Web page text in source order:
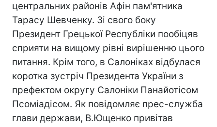
центральних районів Афін пам'ятника
Тарасу Шевченку. Зі свого боку
Президент Грецької Республіки пообіцяв
сприяти на вищому рівні вирішенню цього
питання. Крім того, в Салоніках відбулася
коротка зустріч Президента України з
префектом округу Салоніки Панайотісом
Псоміадісом. Як повідомляє прес-служба
глави держави, В.Ющенко привітав